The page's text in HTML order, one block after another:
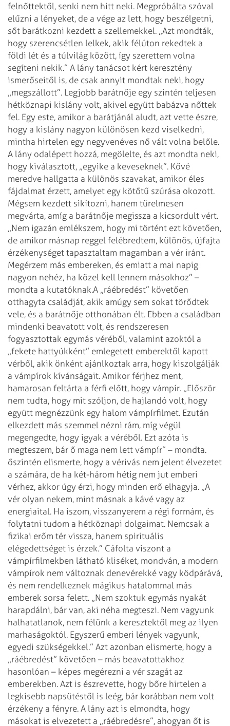
felnőttektől, senki nem hitt neki. Megpróbálta szóval
elűzni a lényeket, de a vége az lett, hogy beszélgetni,
sőt barátkozni kezdett a szellemekkel. „Azt mondták,
hogy szerencsétlen lelkek, akik félúton rekedtek a
földi lét és a túlvilág között, így szerettem volna
segíteni nekik.” A lány tanácsot kért keresztény
ismerőseitől is, de csak annyit mondtak neki, hogy
„megszállott”. Legjobb barátnője egy szintén teljesen
hétköznapi kislány volt, akivel együtt babázva nőttek
fel. Egy este, amikor a barátjánál aludt, azt vette észre,
hogy a kislány nagyon különösen kezd viselkedni,
mintha hirtelen egy negyvenéves nő vált volna belőle.
A lány odalépett hozzá, megölelte, és azt mondta neki,
hogy kiválasztott, „egyike a keveseknek”. Kővé
meredve hallgatta a különös szavakat, amikor éles
fájdalmat érzett, amelyet egy kötőtű szúrása okozott.
Mégsem kezdett sikítozni, hanem türelmesen
megvárta, amíg a barátnője megissza a kicsordult vért.
„Nem igazán emlékszem, hogy mi történt ezt követően,
de amikor másnap reggel felébredtem, különös, újfajta
érzékenységet tapasztaltam magamban a vér iránt.
Megérzem más embereken, és emiatt a mai napig
nagyon nehéz, ha közel kell lennem másokhoz” –
mondta a kutatóknak.A „ráébredést” követően
otthagyta családját, akik amúgy sem sokat törődtek
vele, és a barátnője otthonában élt. Ebben a családban
mindenki beavatott volt, és rendszeresen
fogyasztottak egymás véréből, valamint azoktól a
„fekete hattyúkként” emlegetett emberektől kapott
vérből, akik önként ajánlkoztak arra, hogy kiszolgálják
a vámpírok kívánságait. Amikor férjhez ment,
hamarosan feltárta a férfi előtt, hogy vámpír. „Először
nem tudta, hogy mit szóljon, de hajlandó volt, hogy
együtt megnézzünk egy halom vámpírfilmet. Ezután
elkezdett más szemmel nézni rám, míg végül
megengedte, hogy igyak a véréből. Ezt azóta is
megteszem, bár ő maga nem lett vámpír” – mondta.
őszintén elismerte, hogy a vérivás nem jelent élvezetet
a számára, de ha két-három hétig nem jut emberi
vérhez, akkor úgy érzi, hogy minden erő elhagyja. „A
vér olyan nekem, mint másnak a kávé vagy az
energiaital. Ha iszom, visszanyerem a régi formám, és
folytatni tudom a hétköznapi dolgaimat. Nemcsak a
fizikai erőm tér vissza, hanem spirituális
elégedettséget is érzek.” Cáfolta viszont a
vámpírfilmekben látható kliséket, mondván, a modern
vámpírok nem változnak denevérekké vagy ködpárává,
és nem rendelkeznek mágikus hatalommal más
emberek sorsa felett. „Nem szoktuk egymás nyakát
harapdálni, bár van, aki néha megteszi. Nem vagyunk
halhatatlanok, nem félünk a keresztektől meg az ilyen
marhaságoktól. Egy­szerű emberi lények vagyunk,
egyedi szükségekkel.” Azt azonban elismerte, hogy a
„ráébredést” követően – más beavatottakhoz
hasonlóan – képes megérezni a vér szagát az
emberekben. Azt is észrevette, hogy bőre hirtelen a
legkisebb napsütéstől is leég, bár korábban nem volt
érzékeny a fényre. A lány azt is elmondta, hogy
másokat is elvezetett a „ráébredésre”, ahogyan őt is